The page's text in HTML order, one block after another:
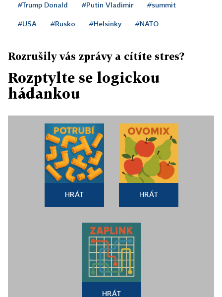
#Trump Donald #Putin Vladimir #summit
#USA #Rusko #Helsinky #NATO
Rozrušily vás zprávy a cítíte stres?
Rozptylte se logickou
hádankou
HRÁT HRÁT
HRÁT